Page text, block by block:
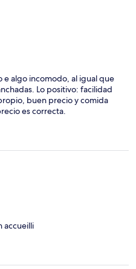
e algo incomodo, al igual que
Lo positivo: facilidad
buen precio y comida
es correcta.
accueilli